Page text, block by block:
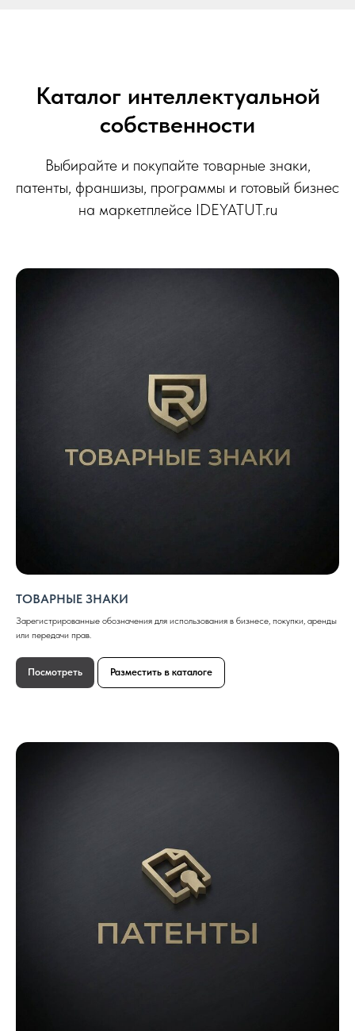
Каталог интеллектуальной
собственности
Выбирайте и покупайте товарные знаки,
патенты, франшизы, программы и готовый бизнес
на маркетплейсе IDEYATUT.ru
ТОВАРНЫЕ ЗНАКИ
Зарегистрированные обозначения для использования в бизнесе, покупки, аренды
или передачи прав.
Посмотреть Разместить в каталоге